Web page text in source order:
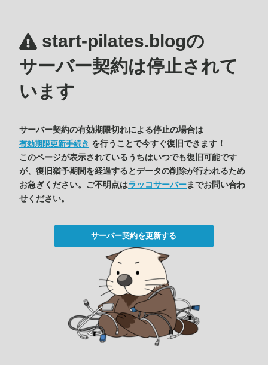
start-pilates.blogの
サーバー契約は停止されて
います
サーバー契約の有効期限切れによる停止の場合は
有効期限更新手続き を行うことで今すぐ復旧できます！
このページが表示されているうちはいつでも復旧可能です
が、復旧猶予期間を経過するとデータの削除が行われるため
お急ぎください。ご不明点はラッコサーバーまでお問い合わ
せください。
サーバー契約を更新する